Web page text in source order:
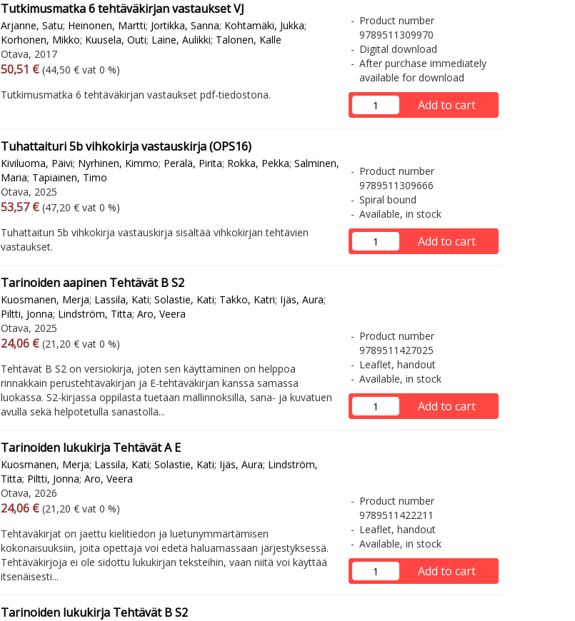
Tutkimusmatka 6 tehtäväkirjan vastaukset VJ
Arjanne, Satu; Heinonen, Martti; Jortikka, Sanna; Kohtamäki, Jukka;
Korhonen, Mikko; Kuusela, Outi; Laine, Aulikki; Talonen, Kalle
Otava, 2017
Arvonlisäverollinen hinta
50,51 € Excl. vat
(44,50 € vat 0 %)
Tutkimusmatka 6 tehtäväkirjan vastaukset pdf-tiedostona.
Product number
9789511309970
Digital download
After purchase immediately
available for download
Add to cart
Tuhattaituri 5b vihkokirja vastauskirja (OPS16)
Kiviluoma, Päivi; Nyrhinen, Kimmo; Perälä, Pirita; Rokka, Pekka; Salminen,
Maria; Tapiainen, Timo
Otava, 2025
Arvonlisäverollinen hinta
53,57 € Excl. vat
(47,20 € vat 0 %)
Tuhattaituri 5b vihkokirja vastauskirja sisältää vihkokirjan tehtävien
vastaukset.
Product number
9789511309666
Spiral bound
Available, in stock
Add to cart
Tarinoiden aapinen Tehtävät B S2
Kuosmanen, Merja; Lassila, Kati; Solastie, Kati; Takko, Katri; Ijäs, Aura;
Piltti, Jonna; Lindström, Titta; Aro, Veera
Otava, 2025
Arvonlisäverollinen hinta
24,06 € Excl. vat
(21,20 € vat 0 %)
Tehtävät B S2 on versiokirja, joten sen käyttäminen on helppoa
rinnakkain perustehtäväkirjan ja E-tehtäväkirjan kanssa samassa
luokassa. S2-kirjassa oppilasta tuetaan mallinnoksilla, sana- ja kuvatuen
avulla sekä helpotetulla sanastolla...
Product number
9789511427025
Leaflet, handout
Available, in stock
Add to cart
Tarinoiden lukukirja Tehtävät A E
Kuosmanen, Merja; Lassila, Kati; Solastie, Kati; Ijäs, Aura; Lindström,
Titta; Piltti, Jonna; Aro, Veera
Otava, 2026
Arvonlisäverollinen hinta
24,06 € Excl. vat
(21,20 € vat 0 %)
Tehtäväkirjat on jaettu kielitiedon ja luetunymmärtämisen
kokonaisuuksiin, joita opettaja voi edetä haluamassaan järjestyksessä.
Tehtäväkirjoja ei ole sidottu lukukirjan teksteihin, vaan niitä voi käyttää
itsenäisesti...
Product number
9789511422211
Leaflet, handout
Available, in stock
Add to cart
Tarinoiden lukukirja Tehtävät B S2